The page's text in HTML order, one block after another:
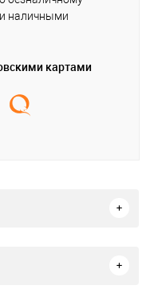
наличными
картами